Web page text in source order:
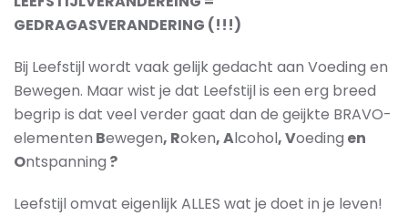
GEDRAGASVERANDERING (!!!)
Bij Leefstijl wordt vaak gelijk gedacht aan Voeding en
Bewegen. Maar wist je dat Leefstijl is een erg breed
begrip is dat veel verder gaat dan de geijkte BRAVO-
elementen Bewegen, Roken, Alcohol, Voeding en
Ontspanning ?
Leefstijl omvat eigenlijk ALLES wat je doet in je leven!